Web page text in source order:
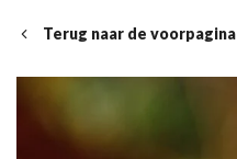
Terug naar de voorpagina